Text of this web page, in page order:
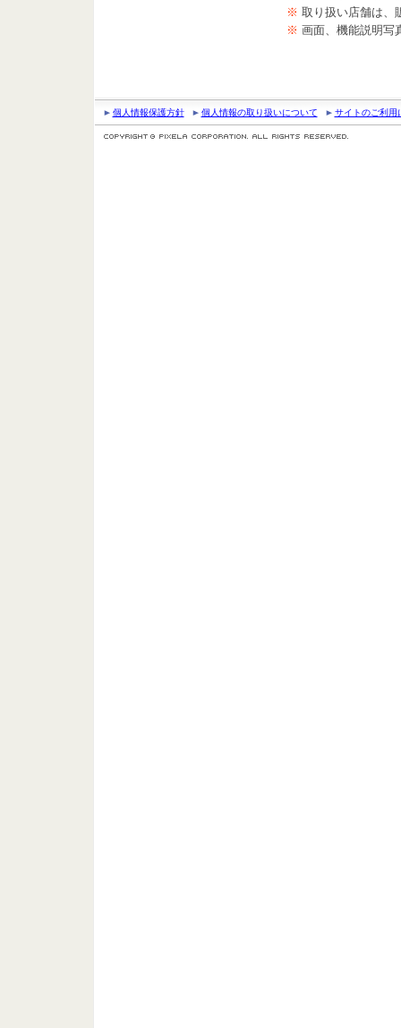
※ 取り扱い店舗は、
※ 画面、機能説明写
個人情報保護方針 個人情報の取り扱いについて サイトのご利用